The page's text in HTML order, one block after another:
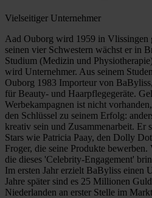
Vielseitiger Unternehmer
Aad Ouborg wird 1959 in Vlissingen
seinen vier Schwestern wächst er in
Studium (Medizin und
wird Unternehmer. Aus seinem
Ouborg 1983 Importeur von
für Beauty- und Haarpflegegeräte.
Werbekampagnen ist nicht
den Schlüssel zu seinem Erfolg:
kreativ sein und Zusammenarbeit. Er
Stars wie Patricia Paay, den Dolly
Froger, die seine Produkte
die dieses 'Celebrity-Engagement'
Im ersten Jahr erzielt BaByliss einen
Jahre später sind es 25 Millionen
Niederlanden an erster Stelle im